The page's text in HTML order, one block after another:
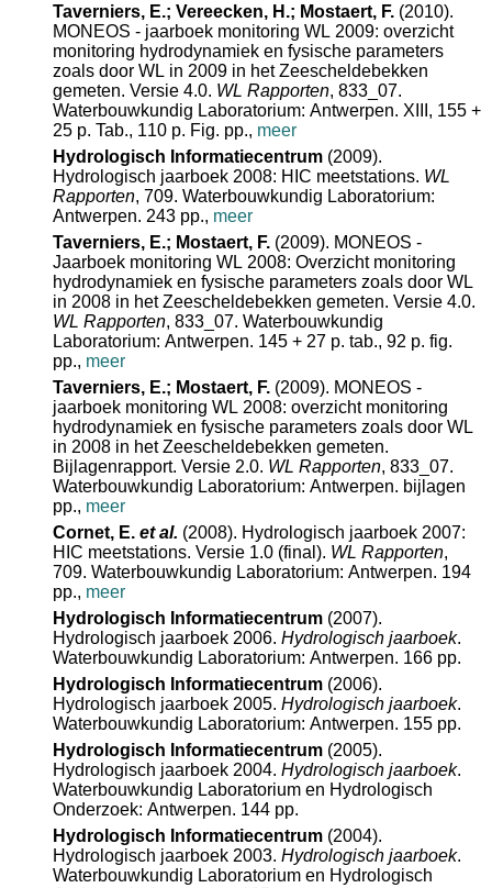
Taverniers, E.; Vereecken, H.; Mostaert, F. (2010).
MONEOS - jaarboek monitoring WL 2009: overzicht
monitoring hydrodynamiek en fysische parameters
zoals door WL in 2009 in het Zeescheldebekken
gemeten. Versie 4.0. WL Rapporten, 833_07.
Waterbouwkundig Laboratorium: Antwerpen. XIII, 155 +
25 p. Tab., 110 p. Fig. pp., meer
Hydrologisch Informatiecentrum (2009).
Hydrologisch jaarboek 2008: HIC meetstations. WL
Rapporten, 709. Waterbouwkundig Laboratorium:
Antwerpen. 243 pp., meer
Taverniers, E.; Mostaert, F. (2009). MONEOS -
Jaarboek monitoring WL 2008: Overzicht monitoring
hydrodynamiek en fysische parameters zoals door WL
in 2008 in het Zeescheldebekken gemeten. Versie 4.0.
WL Rapporten, 833_07. Waterbouwkundig
Laboratorium: Antwerpen. 145 + 27 p. tab., 92 p. fig.
pp., meer
Taverniers, E.; Mostaert, F. (2009). MONEOS -
jaarboek monitoring WL 2008: overzicht monitoring
hydrodynamiek en fysische parameters zoals door WL
in 2008 in het Zeescheldebekken gemeten.
Bijlagenrapport. Versie 2.0. WL Rapporten, 833_07.
Waterbouwkundig Laboratorium: Antwerpen. bijlagen
pp., meer
Cornet, E. et al. (2008). Hydrologisch jaarboek 2007:
HIC meetstations. Versie 1.0 (final). WL Rapporten,
709. Waterbouwkundig Laboratorium: Antwerpen. 194
pp., meer
Hydrologisch Informatiecentrum (2007).
Hydrologisch jaarboek 2006. Hydrologisch jaarboek.
Waterbouwkundig Laboratorium: Antwerpen. 166 pp.
Hydrologisch Informatiecentrum (2006).
Hydrologisch jaarboek 2005. Hydrologisch jaarboek.
Waterbouwkundig Laboratorium: Antwerpen. 155 pp.
Hydrologisch Informatiecentrum (2005).
Hydrologisch jaarboek 2004. Hydrologisch jaarboek.
Waterbouwkundig Laboratorium en Hydrologisch
Onderzoek: Antwerpen. 144 pp.
Hydrologisch Informatiecentrum (2004).
Hydrologisch jaarboek 2003. Hydrologisch jaarboek.
Waterbouwkundig Laboratorium en Hydrologisch